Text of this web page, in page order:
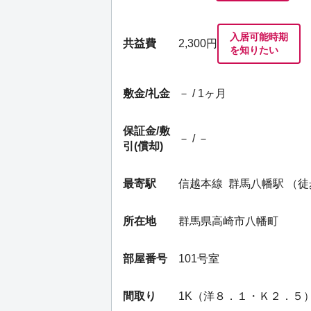
共益費 2,300円
入居可能時期
を知りたい
敷金/礼金 － / 1ヶ月
保証金/敷
引(償却)
－ / －
最寄駅 信越本線 群馬八幡駅 （徒
所在地 群馬県高崎市八幡町
部屋番号 101号室
間取り 1K（洋８．１・Ｋ２．５）